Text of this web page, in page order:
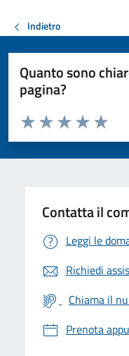
Indietro
Quanto sono
pagina?
Valuta da 1 a 5 stelle la
Valuta
Valuta 4
Valuta 3 stelle
Valuta 2 stelle su 5
Valuta 1 stelle su 5
Contatta il
Leggi le
Richiedi
Chiama il
Prenota